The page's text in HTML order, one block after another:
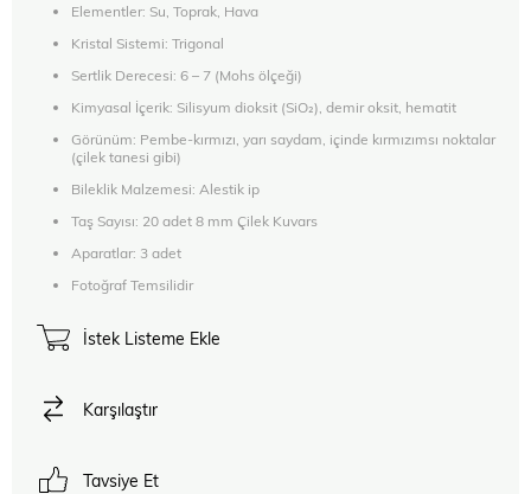
Elementler: Su, Toprak, Hava
Kristal Sistemi: Trigonal
Sertlik Derecesi: 6 – 7 (Mohs ölçeği)
Kimyasal İçerik: Silisyum dioksit (SiO₂), demir oksit, hematit
Görünüm: Pembe-kırmızı, yarı saydam, içinde kırmızımsı noktalar
(çilek tanesi gibi)
Bileklik Malzemesi: Alestik ip
Taş Sayısı: 20 adet 8 mm Çilek Kuvars
Aparatlar: 3 adet
Fotoğraf Temsilidir
İstek Listeme Ekle
Karşılaştır
Tavsiye Et